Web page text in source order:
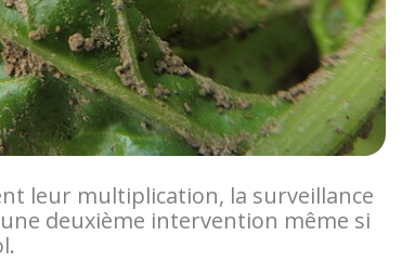
leur multiplication, la surveillance
deuxième intervention même si